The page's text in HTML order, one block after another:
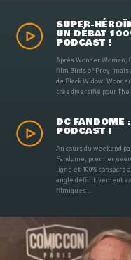
SUPER-
UN DÉBAT
PODCAST !
Après Wonder
film Birds of Prey, mais
de Black Widow,
très diversifié pour The
DC FANDOME
PODCAST !
Au cours du weekend
Fandome, premier
ligne et 100% consacré
angle définitivement
filmiques ...